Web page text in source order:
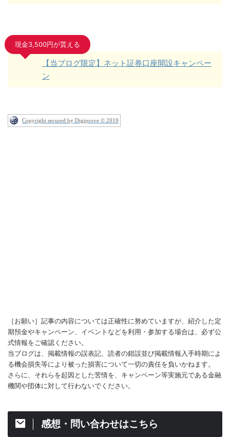
現金3,500円が貰える
【当ブログ限定】ネット証券口座開設キャンペー
ン
Copyright secured by Digiprove © 2019
［お願い］記事の内容については正確性に努めていますが、紹介した定
期預金やキャンペーン、イベントなどを利用・参加する場合は、必ず公
式情報をご確認ください。
当ブログは、掲載情報の誤表記、読者の錯誤並び掲載情報入手時期によ
る機会損失等により被った損害について一切の責任を負いかねます。
さらに、それらを起因とした苦情を、キャンペーン等実施元である金融
機関や団体に対して行わないでください。
感想・問い合わせはこちら